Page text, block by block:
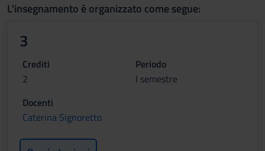
L'insegnamento è organizzato come segue:
3
Crediti
2
Periodo
I semestre
Docenti
Caterina Signoretto